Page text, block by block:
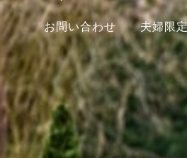
お問い合わせ 夫婦限